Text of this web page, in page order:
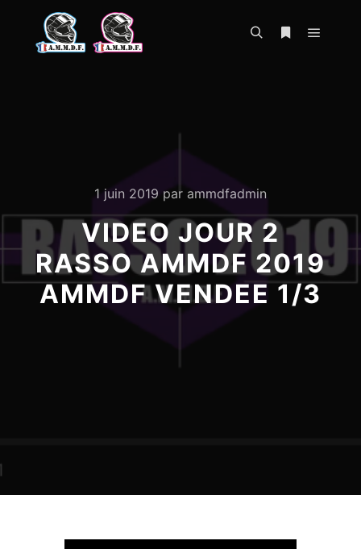
1 juin 2019 par ammdfadmin
VIDEO JOUR 2
RASSO AMMDF 2019
AMMDF VENDEE 1/3